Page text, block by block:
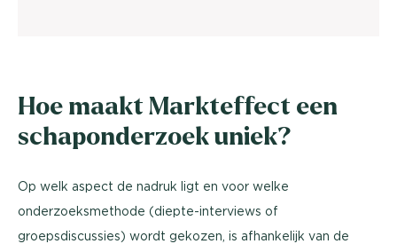
Hoe maakt Markteffect een
schaponderzoek uniek?
Op welk aspect de nadruk ligt en voor welke
onderzoeksmethode (diepte-interviews of
groepsdiscussies) wordt gekozen, is afhankelijk van de